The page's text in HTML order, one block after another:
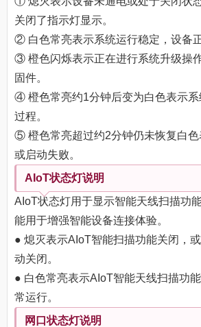
关闭了指示灯显示。
② 白色常亮表示系统运行稳定，设备正
③ 橙色闪烁表示正在进行系统升级操
固件。
④ 橙色常亮约1分钟后变为白色表示
过程。
⑤ 橙色常亮超过约2分钟仍未恢复白色
或启动失败。
AIoT状态灯说明
AIoT状态灯用于显示智能天线扫描功
能用于增强智能设备连接体验。
● 熄灭表示AIoT智能扫描功能关闭，
动关闭。
● 白色常亮表示AIoT智能天线扫描功
常运行。
网口状态灯说明